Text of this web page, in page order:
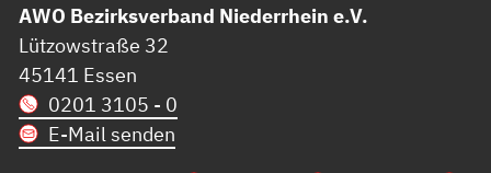
AWO Bezirksverband Niederrhein e.V.
Lützowstraße 32
45141 Essen
0201 3105 - 0
E-Mail senden